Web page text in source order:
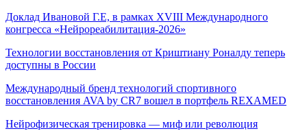
Доклад Ивановой Г.Е, в рамках XVIII Международного
конгресса «Нейрореабилитация-2026»
Технологии восстановления от Криштиану Роналду теперь
доступны в России
Международный бренд технологий спортивного
восстановления AVA by CR7 вошел в портфель REXAMED
Нейрофизическая тренировка — миф или революция